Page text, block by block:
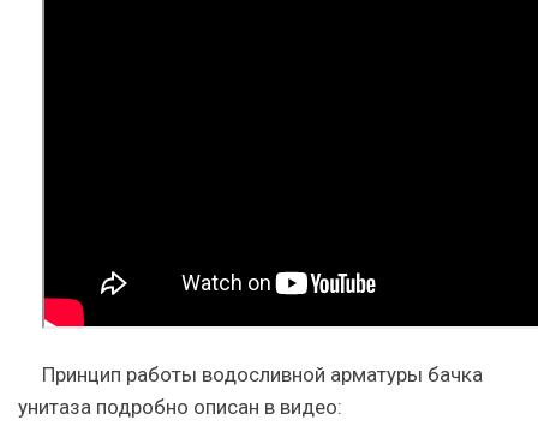
Принцип работы водосливной арматуры бачка
унитаза подробно описан в видео: